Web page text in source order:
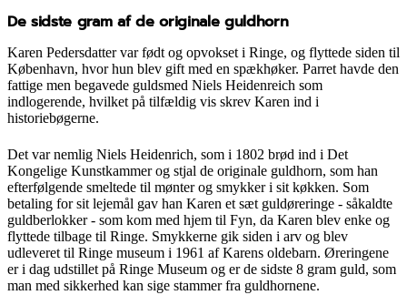
De sidste gram af de originale guldhorn
Karen Pedersdatter var født og opvokset i Ringe, og flyttede siden til
København, hvor hun blev gift med en spækhøker. Parret havde den
fattige men begavede guldsmed Niels Heidenreich som
indlogerende, hvilket på tilfældig vis skrev Karen ind i
historiebøgerne.
Det var nemlig Niels Heidenrich, som i 1802 brød ind i Det
Kongelige Kunstkammer og stjal de originale guldhorn, som han
efterfølgende smeltede til mønter og smykker i sit køkken. Som
betaling for sit lejemål gav han Karen et sæt guldøreringe - såkaldte
guldberlokker - som kom med hjem til Fyn, da Karen blev enke og
flyttede tilbage til Ringe. Smykkerne gik siden i arv og blev
udleveret til Ringe museum i 1961 af Karens oldebarn. Øreringene
er i dag udstillet på Ringe Museum og er de sidste 8 gram guld, som
man med sikkerhed kan sige stammer fra guldhornene.